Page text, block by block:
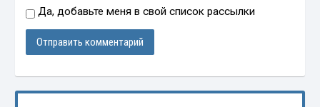
Да, добавьте меня в свой список рассылки